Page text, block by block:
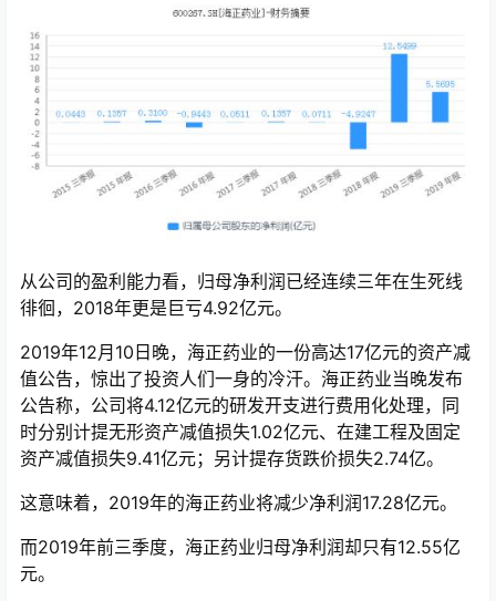
从公司的盈利能力看，归母净利润已经连续三年在生死线
徘徊，2018年更是巨亏4.92亿元。
2019年12月10日晚，海正药业的一份高达17亿元的资产减
值公告，惊出了投资人们一身的冷汗。海正药业当晚发布
公告称，公司将4.12亿元的研发开支进行费用化处理，同
时分别计提无形资产减值损失1.02亿元、在建工程及固定
资产减值损失9.41亿元；另计提存货跌价损失2.74亿。
这意味着，2019年的海正药业将减少净利润17.28亿元。
而2019年前三季度，海正药业归母净利润却只有12.55亿
元。